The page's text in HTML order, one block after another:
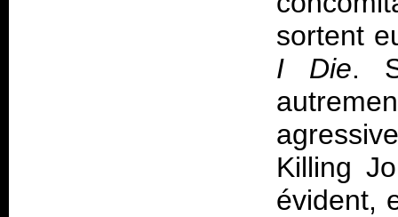
sortent
I Die.
Killing
évident,